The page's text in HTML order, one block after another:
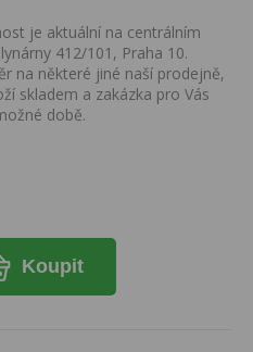
je aktuální na centrálním
412/101, Praha 10.
na některé jiné naší prodejně,
skladem a zakázka pro Vás
době.
Koupit